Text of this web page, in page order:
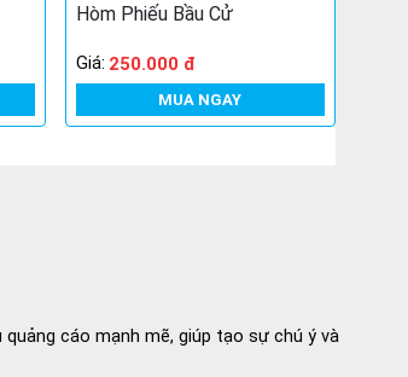
Hòm Phiếu Bầu Cử
Giá: 250.000 đ
MUA NGAY
cáo mạnh mẽ, giúp tạo sự chú ý và